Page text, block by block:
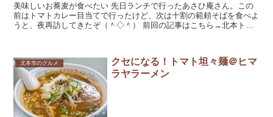
美味しいお蕎麦が食べたい 先日ランチで行ったあさひ庵さん。この
前はトマトカレー目当てで行ったけど、次は十割の範頼そばを食べよ
うと、夜再訪してきたぞ（＾◇＾） 前回の記事はこちら→北本トマ
北本市のグルメ
クセになる！トマト坦々麺＠ヒマ
ラヤラーメン